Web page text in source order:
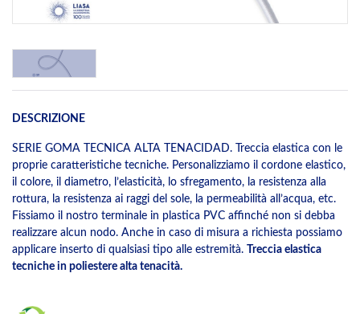
DESCRIZIONE
SERIE GOMA TECNICA ALTA TENACIDAD. Treccia elastica con le
proprie caratteristiche tecniche. Personalizziamo il cordone elastico,
il colore, il diametro, l’elasticità, lo sfregamento, la resistenza alla
rottura, la resistenza ai raggi del sole, la permeabilità all’acqua, etc.
Fissiamo il nostro terminale in plastica PVC affinché non si debba
realizzare alcun nodo. Anche in caso di misura a richiesta possiamo
applicare inserto di qualsiasi tipo alle estremità. Treccia elastica
tecniche in poliestere alta tenacità.